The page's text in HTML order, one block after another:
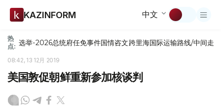
KAZINFORM 中文
热
点: 选举-2026总统府任免事件国情咨文跨里海国际运输路线/中间走廊
08:42, 13 12月 2019
美国敦促朝鲜重新参加核谈判